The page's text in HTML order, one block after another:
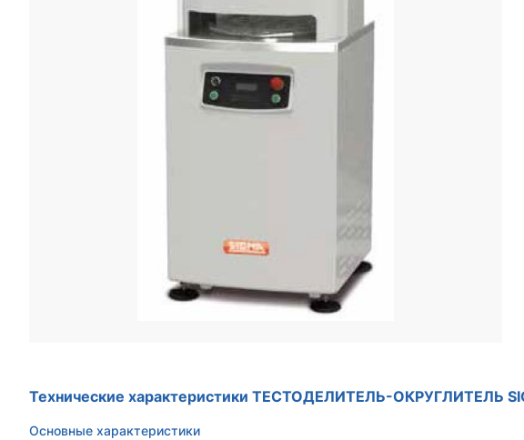
Технические характеристики ТЕСТОДЕЛИТЕЛЬ-ОКРУГЛИТЕЛЬ
Основные характеристики